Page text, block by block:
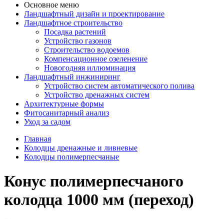
Основное меню
Ландшафтный дизайн и проектирование
Ландшафтное строительство
Посадка растений
Устройство газонов
Строительство водоемов
Компенсационное озеленение
Новогодняя иллюминация
Ландшафтный инжиниринг
Устройство систем автоматического полива
Устройство дренажных систем
Aрхитектурные формы
Фитосанитарный анализ
Уход за садом
Главная
Колодцы дренажные и ливневые
Колодцы полимерпесчаные
Конус полимерпесчаного
колодца 1000 мм (переход)